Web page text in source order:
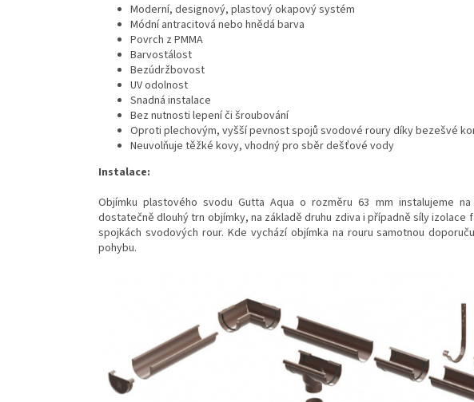
Moderní, designový, plastový okapový systém
Módní antracitová nebo hnědá barva
Povrch z PMMA
Barvostálost
Bezúdržbovost
UV odolnost
Snadná instalace
Bez nutnosti lepení či šroubování
Oproti plechovým, vyšší pevnost spojů svodové roury díky bezešvé
Neuvolňuje těžké kovy, vhodný pro sběr dešťové vody
Instalace:
Objímku plastového svodu Gutta Aqua o rozměru 63 mm instalujeme
dostatečně dlouhý trn objímky, na základě druhu zdiva i případně síly izolace
spojkách svodových rour. Kde vychází objímka na rouru samotnou
pohybu.